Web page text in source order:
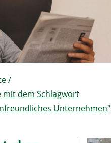
/
mit dem Schlagwort
Unternehmen"